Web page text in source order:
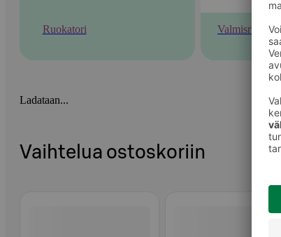
Ruokatori Valmisruoka
Ladataan...
Vaihtelua ostoskoriin